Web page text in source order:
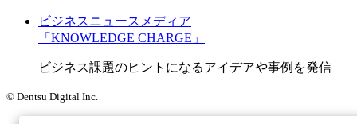
ビジネスニュースメディア
「KNOWLEDGE CHARGE」
ビジネス課題のヒントになるアイデアや事例を発信
© Dentsu Digital Inc.